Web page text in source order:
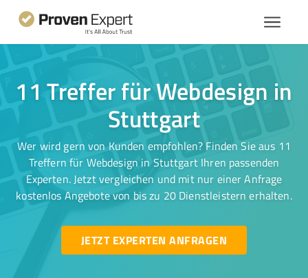
11 Treffer für Webdesign in
Stuttgart
Wer wird gern von Kunden empfohlen? Finden Sie aus 11
Treffern für Webdesign in Stuttgart Ihren passenden
Experten. Jetzt vergleichen und mit nur einer Anfrage
kostenlos Angebote von bis zu 20 Dienstleistern erhalten.
JETZT EXPERTEN ANFRAGEN